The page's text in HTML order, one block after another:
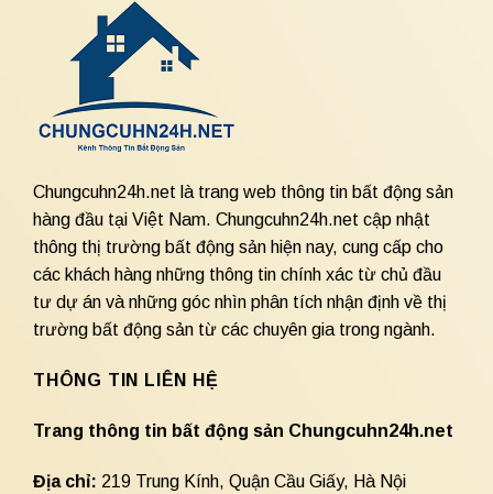
Chungcuhn24h.net là trang web thông tin bất động sản
hàng đầu tại Việt Nam. Chungcuhn24h.net cập nhật
thông thị trường bất động sản hiện nay, cung cấp cho
các khách hàng những thông tin chính xác từ chủ đầu
tư dự án và những góc nhìn phân tích nhận định về thị
trường bất động sản từ các chuyên gia trong ngành.
THÔNG TIN LIÊN HỆ
Trang thông tin bất động sản Chungcuhn24h.net
Địa chỉ: 219 Trung Kính, Quận Cầu Giấy, Hà Nội